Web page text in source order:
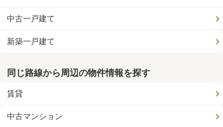
中古一戸建て
新築一戸建て
同じ路線から周辺の物件情報を探す
賃貸
中古マンション